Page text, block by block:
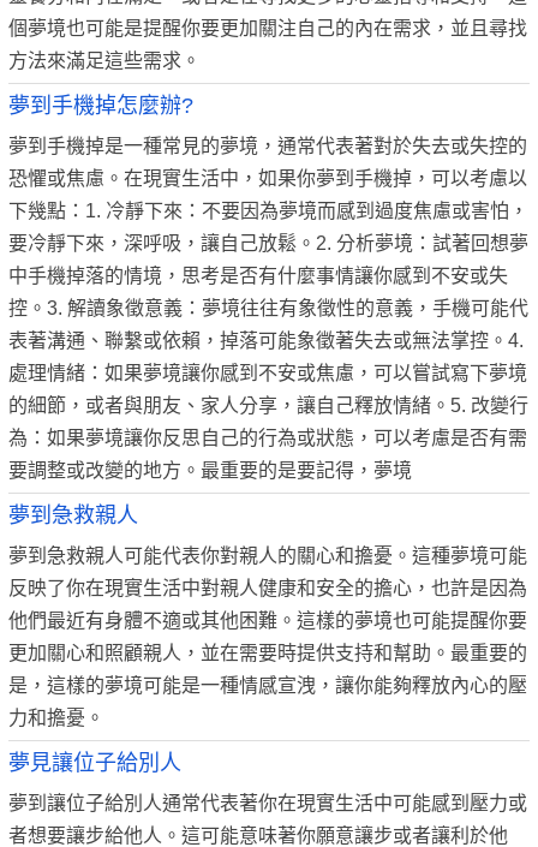
個夢境也可能是提醒你要更加關注自己的內在需求，並且尋找
方法來滿足這些需求。
夢到手機掉怎麼辦?
夢到手機掉是一種常見的夢境，通常代表著對於失去或失控的
恐懼或焦慮。在現實生活中，如果你夢到手機掉，可以考慮以
下幾點：1. 冷靜下來：不要因為夢境而感到過度焦慮或害怕，
要冷靜下來，深呼吸，讓自己放鬆。2. 分析夢境：試著回想夢
中手機掉落的情境，思考是否有什麼事情讓你感到不安或失
控。3. 解讀象徵意義：夢境往往有象徵性的意義，手機可能代
表著溝通、聯繫或依賴，掉落可能象徵著失去或無法掌控。4.
處理情緒：如果夢境讓你感到不安或焦慮，可以嘗試寫下夢境
的細節，或者與朋友、家人分享，讓自己釋放情緒。5. 改變行
為：如果夢境讓你反思自己的行為或狀態，可以考慮是否有需
要調整或改變的地方。最重要的是要記得，夢境
夢到急救親人
夢到急救親人可能代表你對親人的關心和擔憂。這種夢境可能
反映了你在現實生活中對親人健康和安全的擔心，也許是因為
他們最近有身體不適或其他困難。這樣的夢境也可能提醒你要
更加關心和照顧親人，並在需要時提供支持和幫助。最重要的
是，這樣的夢境可能是一種情感宣洩，讓你能夠釋放內心的壓
力和擔憂。
夢見讓位子給別人
夢到讓位子給別人通常代表著你在現實生活中可能感到壓力或
者想要讓步給他人。這可能意味著你願意讓步或者讓利於他